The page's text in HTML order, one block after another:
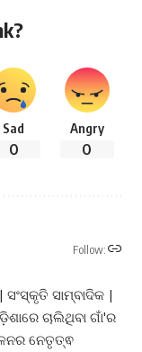
Sad
0
Angry
0
Follow:
ସାମ୍ବାଦିକ |
ଚାଲିଥିବା ଗାଁ'ର
ନେତୃତ୍ଵ